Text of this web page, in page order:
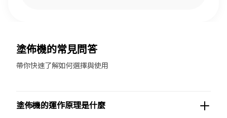
塗佈機的常見問答
帶你快速了解如何選擇與使用
塗佈機的運作原理是什麼